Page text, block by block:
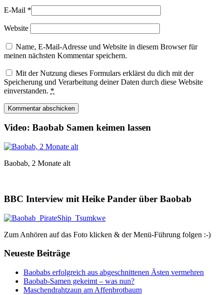
E-Mail *
Website
Name, E-Mail-Adresse und Website in diesem Browser für
meinen nächsten Kommentar speichern.
Mit der Nutzung dieses Formulars erklärst du dich mit der
Speicherung und Verarbeitung deiner Daten durch diese Website
einverstanden. *
Video: Baobab Samen keimen lassen
Baobab, 2 Monate alt
BBC Interview mit Heike Pander über Baobab
Zum Anhören auf das Foto klicken & der Menü-Führung folgen :-)
Neueste Beiträge
Baobabs erfolgreich aus abgeschnittenen Ästen vermehren
Baobab-Samen gekeimt – was nun?
Maschendrahtzaun am Affenbrotbaum